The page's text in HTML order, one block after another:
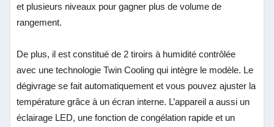
et plusieurs niveaux pour gagner plus de volume de
rangement.
De plus, il est constitué de 2 tiroirs à humidité contrôlée
avec une technologie Twin Cooling qui intègre le modèle. Le
dégivrage se fait automatiquement et vous pouvez ajuster la
température grâce à un écran interne. L’appareil a aussi un
éclairage LED, une fonction de congélation rapide et un